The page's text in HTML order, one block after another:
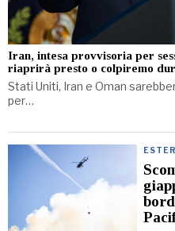
Iran, intesa provvisoria per
riaprirà presto o colpiremo
Stati Uniti, Iran e Oman
per…
ESTERI